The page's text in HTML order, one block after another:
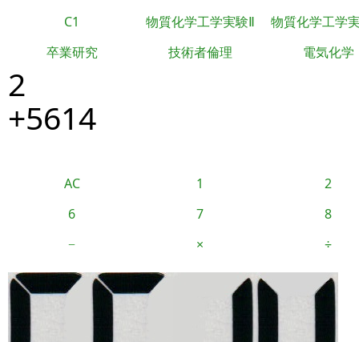
C1 物質化学工学実験Ⅱ
物質化学工学
卒業研究
技術者倫理 電気化学
2
+5614
AC 1
2
6
7
8
−
× ÷